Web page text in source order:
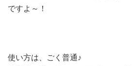
ですよ～！
使い方は、ごく普通♪